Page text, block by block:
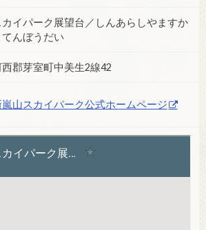
イパーク展望台／しんあらしやますか
んぼうだい
郡芽室町中美生2線42
山スカイパーク公式ホームページ